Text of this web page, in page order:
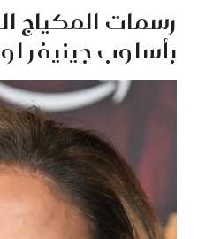
رسمات المكياج
بأسلوب جينيفر